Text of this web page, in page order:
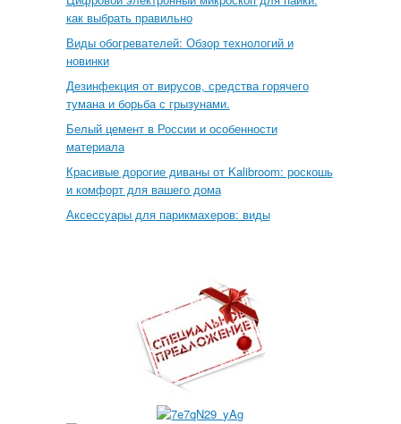
как выбрать правильно
Виды обогревателей: Обзор технологий и
новинки
Дезинфекция от вирусов, средства горячего
тумана и борьба с грызунами.
Белый цемент в России и особенности
материала
Красивые дорогие диваны от Kalibroom: роскошь
и комфорт для вашего дома
Аксессуары для парикмахеров: виды